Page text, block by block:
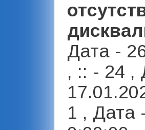
Дата -
, :: - 24 ,
1 , Дата